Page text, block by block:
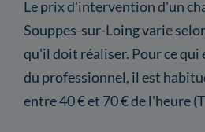
Le prix d'intervention d'un
Souppes-sur-Loing varie
qu'il doit réaliser. Pour ce
du professionnel, il est
entre 40 € et 70 € de l'heure